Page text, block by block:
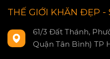
THẾ GIỚI KHĂN ĐẸP -
61/3 Đất Thánh,
Quận Tân Bình) TP